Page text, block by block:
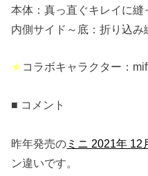
本体：真っ直ぐキレイに縫
内側サイド～底：折り込み
★コラボキャラクター：
■ コメント
昨年発売の ミニ 2021年 12
ン違いです。